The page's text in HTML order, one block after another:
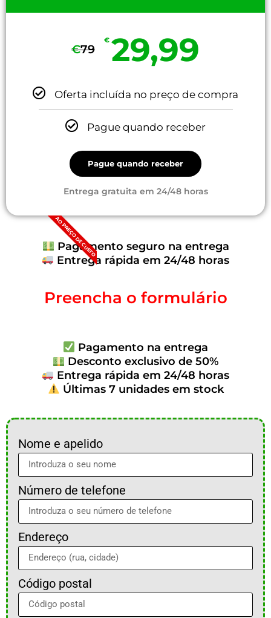
€79
€ 29,99
Oferta incluída no preço de compra
Pague quando receber
Pague quando receber
Entrega gratuita em 24/48 horas
AO PREÇO DE CUSTO
Pagamento seguro na entrega
Entrega rápida em 24/48 horas
Preencha o formulário
Pagamento na entrega
Desconto exclusivo de 50%
Entrega rápida em 24/48 horas
Últimas 7 unidades em stock
Nome e apelido
Número de telefone
Endereço
Código postal